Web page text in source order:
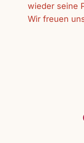
wieder seine
Wir freuen